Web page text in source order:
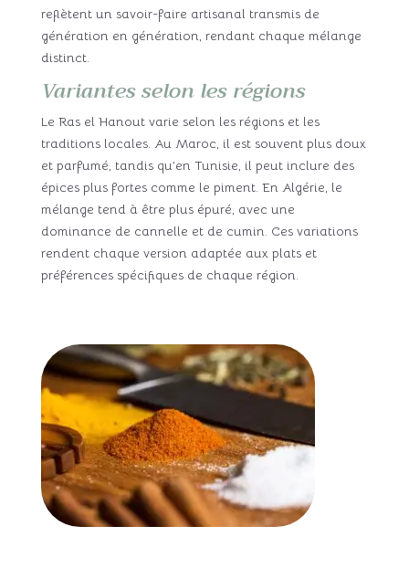
reflètent un savoir-faire artisanal transmis de
génération en génération, rendant chaque mélange
distinct.
Variantes selon les régions
Le Ras el Hanout varie selon les régions et les
traditions locales. Au Maroc, il est souvent plus doux
et parfumé, tandis qu’en Tunisie, il peut inclure des
épices plus fortes comme le piment. En Algérie, le
mélange tend à être plus épuré, avec une
dominance de cannelle et de cumin. Ces variations
rendent chaque version adaptée aux plats et
préférences spécifiques de chaque région.